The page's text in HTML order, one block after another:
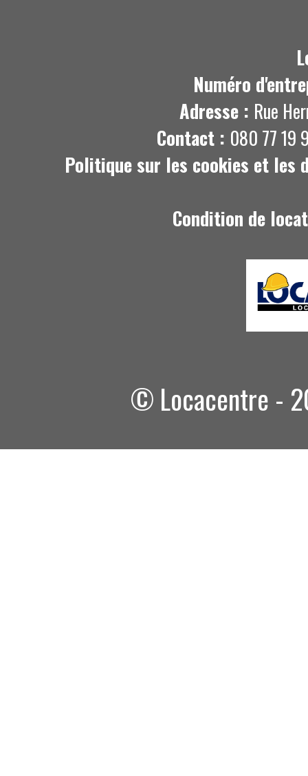
Numéro
Adresse : Rue
Contact : 080 77 19
Politique sur les cookies et les
Condition de
© Locacentre -